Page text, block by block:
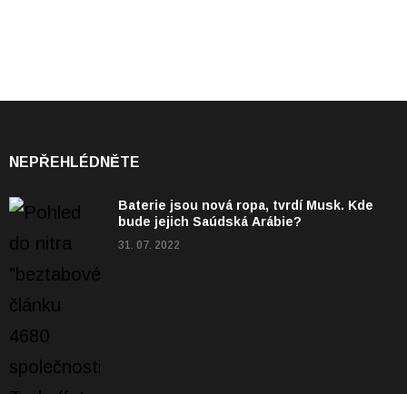
NEPŘEHLÉDNĚTE
Baterie jsou nová ropa, tvrdí Musk. Kde
bude jejich Saúdská Arábie?
31. 07. 2022